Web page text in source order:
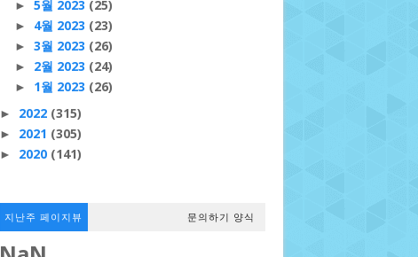
► 5월 2023 (25)
► 4월 2023 (23)
► 3월 2023 (26)
► 2월 2023 (24)
► 1월 2023 (26)
► 2022 (315)
► 2021 (305)
► 2020 (141)
지난주 페이지뷰 문의하기 양식